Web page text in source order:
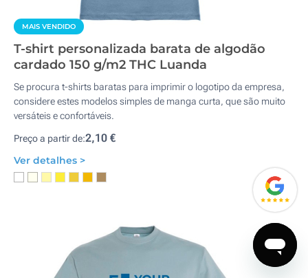
MAIS VENDIDO
T-shirt personalizada barata de algodão
cardado 150 g/m2 THC Luanda
Se procura t-shirts baratas para imprimir o logotipo da empresa,
considere estes modelos simples de manga curta, que são muito
versáteis e confortáveis.
Preço a partir de:2,10 €
Ver detalhes >